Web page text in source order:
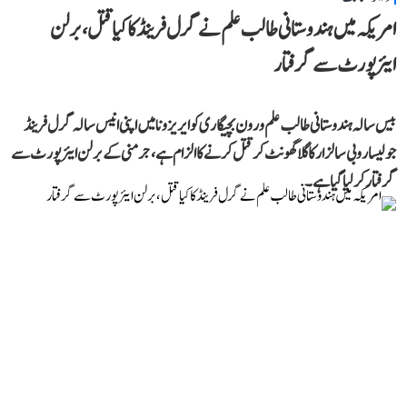
امریکہ میں ہندوستانی طالب علم نے گرل فرینڈ کا کیا قتل، برلن
ایئرپورٹ سے گرفتار
بیس سالہ ہندوستانی طالب علم ورون بچیگاری کو ایریزونا میں اپنی انیس سالہ گرل فرینڈ
جولیسا روبی سالزار کا گلا گھونٹ کر قتل کرنے کا الزام ہے، جرمنی کے برلن ایئرپورٹ سے
گرفتار کر لیا گیا ہے۔